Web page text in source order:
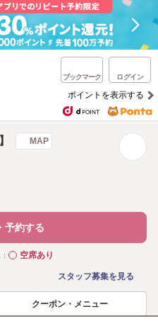
ブックマーク ログイン
ポイントを表示する
MAP
予約する
◯空席あり
スタッフ募集を見る
クーポン・メニュー